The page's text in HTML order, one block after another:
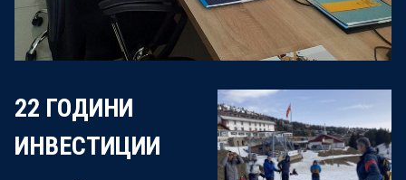
22 ГОДИНИ
ИНВЕСТИЦИИ